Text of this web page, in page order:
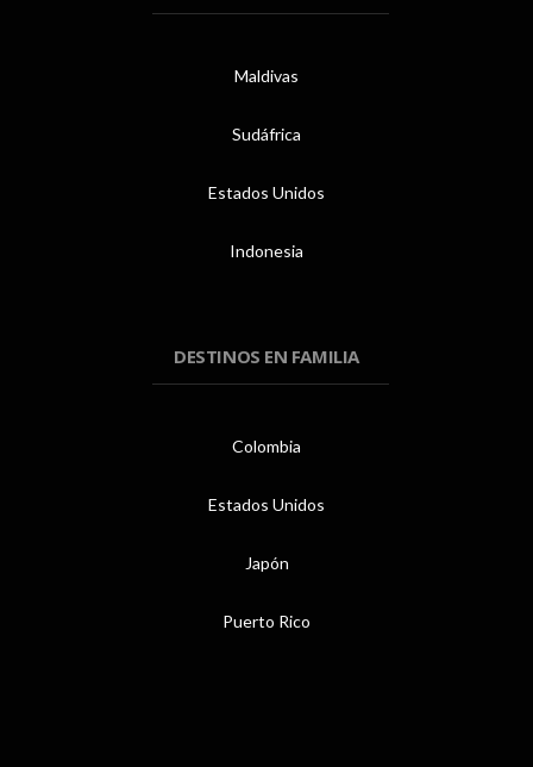
Maldivas
Sudáfrica
Estados Unidos
Indonesia
DESTINOS EN FAMILIA
Colombia
Estados Unidos
Japón
Puerto Rico